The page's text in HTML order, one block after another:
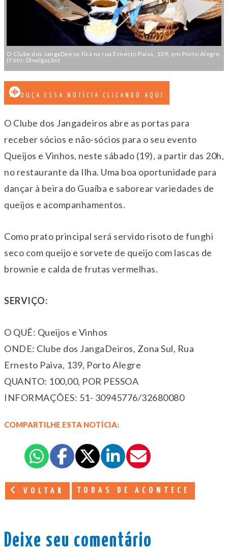
O Clube dos JangaDeiros fica na rua Ernesto Paiva, 139, em Porto Alegre.
(Foto: Divulgação)
OUÇA ESSA NOTÍCIA CLICANDO AQUI
O Clube dos Jangadeiros abre as portas para
receber sócios e não-sócios para o seu evento
Queijos e Vinhos, neste sábado (19), a partir das 20h,
no restaurante da Ilha. Uma boa oportunidade para
dançar à beira do Guaíba e saborear variedades de
queijos e acompanhamentos.
Como prato principal será servido risoto de funghi
seco com queijo e sorvete de queijo com lascas de
brownie e calda de frutas vermelhas.
SERVIÇO:
O QUÊ: Queijos e Vinhos
ONDE: Clube dos JangaDeiros, Zona Sul, Rua
Ernesto Paiva, 139, Porto Alegre
QUANTO: 100,00, POR PESSOA
INFORMAÇÕES: 51- 30945776/32680080
COMPARTILHE ESTA NOTÍCIA:
VOLTAR TODAS DE ACONTECE
Deixe seu comentário